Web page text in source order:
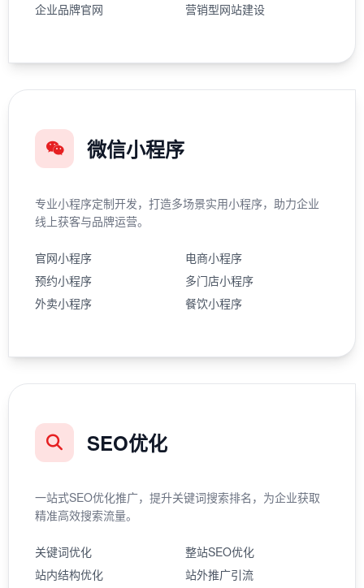
企业品牌官网
营销型网站建设
微信小程序
专业小程序定制开发，打造多场景实用小程序，助力企业
线上获客与品牌运营。
官网小程序
电商小程序
预约小程序
多门店小程序
外卖小程序
餐饮小程序
SEO优化
一站式SEO优化推广，提升关键词搜索排名，为企业获取
精准高效搜索流量。
关键词优化
整站SEO优化
站内结构优化
站外推广引流